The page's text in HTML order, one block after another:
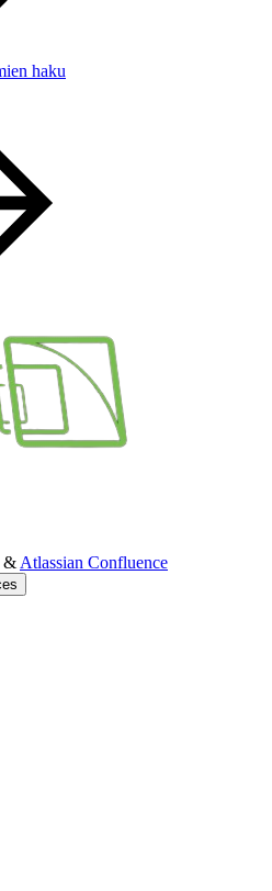
haku
& Atlassian Confluence